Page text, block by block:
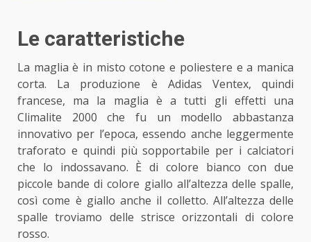
Le caratteristiche
La maglia è in misto cotone e poliestere e a manica
corta. La produzione è Adidas Ventex, quindi
francese, ma la maglia è a tutti gli effetti una
Climalite 2000 che fu un modello abbastanza
innovativo per l’epoca, essendo anche leggermente
traforato e quindi più sopportabile per i calciatori
che lo indossavano. È di colore bianco con due
piccole bande di colore giallo all’altezza delle spalle,
così come è giallo anche il colletto. All’altezza delle
spalle troviamo delle strisce orizzontali di colore
rosso.